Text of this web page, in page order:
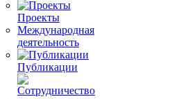
Проекты
Международная
деятельность
Публикации